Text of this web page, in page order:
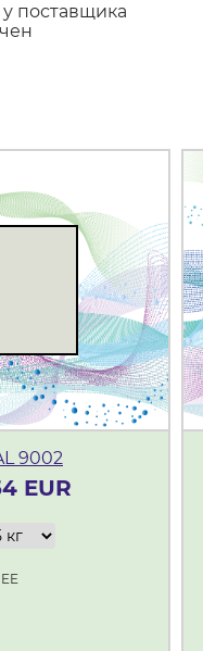
поставщика
9002
EUR
EE